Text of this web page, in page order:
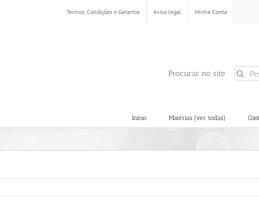
Termos, Condições e Garantia Aviso legal Minha Conta
Procurar no site
Buscar
Início Matérias (ver todas)